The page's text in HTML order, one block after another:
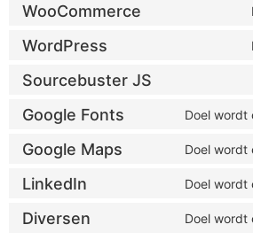
WooCommerce
WordPress
Sourcebuster JS
Google Fonts Doel wordt
Google Maps Doel wordt
LinkedIn Doel wordt
Diversen Doel wordt